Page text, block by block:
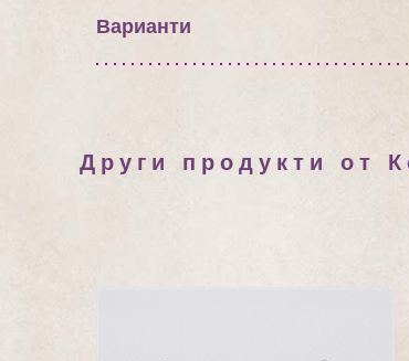
Варианти
Други продукти от